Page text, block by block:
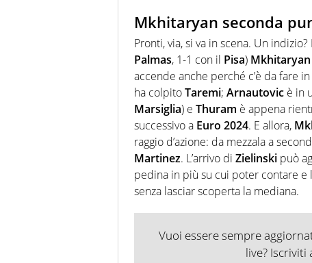
Mkhitaryan seconda
Pronti, via, si va in scena. Un
Palmas, 1-1 con il Pisa) Mkhitaryan
accende anche perché c’è da fare
ha colpitoTaremi; Arnautovic è in
Marsiglia) e Thuram è appena
successivo a Euro 2024. E allora,
raggio d’azione: da mezzala a
Martinez. L’arrivo di Zielinski può
pedina in più su cui poter contare e
senza lasciar scoperta la mediana.
Vuoi essere sempre
live?